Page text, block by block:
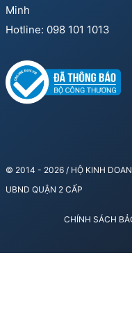
Minh
Hotline: 098 101 1013
© 2014 - 2026 / HỘ KINH
UBND QUẬN 2 CẤP
CHÍNH SÁCH